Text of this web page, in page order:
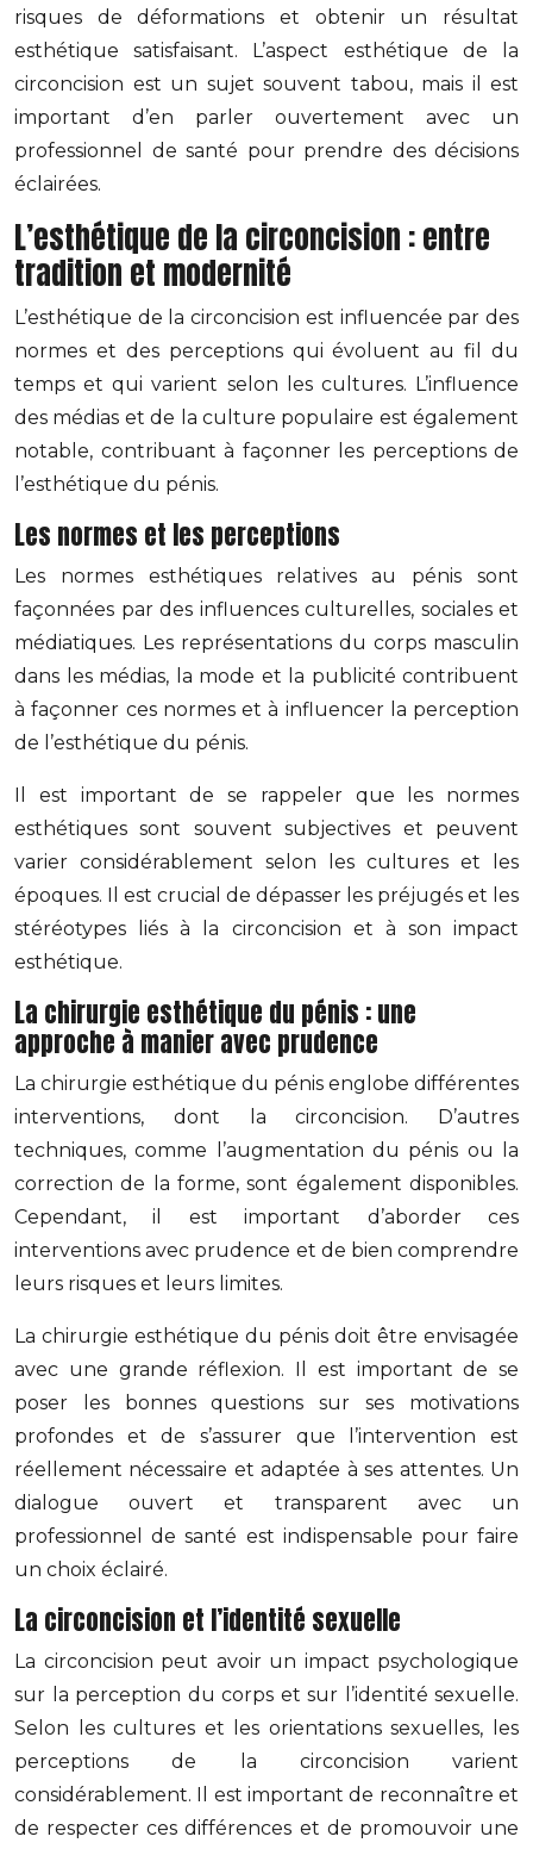
risques de déformations et obtenir un résultat
esthétique satisfaisant. L’aspect esthétique de la
circoncision est un sujet souvent tabou, mais il est
important d’en parler ouvertement avec un
professionnel de santé pour prendre des décisions
éclairées.
L’esthétique de la circoncision : entre
tradition et modernité
L’esthétique de la circoncision est influencée par des
normes et des perceptions qui évoluent au fil du
temps et qui varient selon les cultures. L’influence
des médias et de la culture populaire est également
notable, contribuant à façonner les perceptions de
l’esthétique du pénis.
Les normes et les perceptions
Les normes esthétiques relatives au pénis sont
façonnées par des influences culturelles, sociales et
médiatiques. Les représentations du corps masculin
dans les médias, la mode et la publicité contribuent
à façonner ces normes et à influencer la perception
de l’esthétique du pénis.
Il est important de se rappeler que les normes
esthétiques sont souvent subjectives et peuvent
varier considérablement selon les cultures et les
époques. Il est crucial de dépasser les préjugés et les
stéréotypes liés à la circoncision et à son impact
esthétique.
La chirurgie esthétique du pénis : une
approche à manier avec prudence
La chirurgie esthétique du pénis englobe différentes
interventions, dont la circoncision. D’autres
techniques, comme l’augmentation du pénis ou la
correction de la forme, sont également disponibles.
Cependant, il est important d’aborder ces
interventions avec prudence et de bien comprendre
leurs risques et leurs limites.
La chirurgie esthétique du pénis doit être envisagée
avec une grande réflexion. Il est important de se
poser les bonnes questions sur ses motivations
profondes et de s’assurer que l’intervention est
réellement nécessaire et adaptée à ses attentes. Un
dialogue ouvert et transparent avec un
professionnel de santé est indispensable pour faire
un choix éclairé.
La circoncision et l’identité sexuelle
La circoncision peut avoir un impact psychologique
sur la perception du corps et sur l’identité sexuelle.
Selon les cultures et les orientations sexuelles, les
perceptions de la circoncision varient
considérablement. Il est important de reconnaître et
de respecter ces différences et de promouvoir une